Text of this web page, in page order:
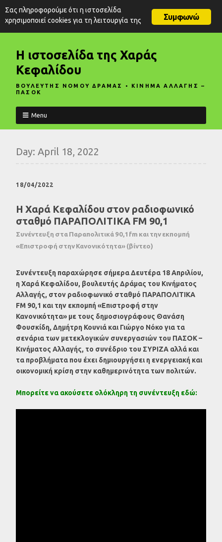
Η ιστοσελίδα της Χαράς
Κεφαλίδου
ΒΟΥΛΕΥΤΗΣ ΝΟΜΟΥ ΔΡΑΜΑΣ • ΚΙΝΗΜΑ ΑΛΛΑΓΗΣ –
ΠΑΣΟΚ
Menu
Day: April 18, 2022
18/04/2022
Η Χαρά Κεφαλίδου στον ραδιοφωνικό
σταθμό ΠΑΡΑΠΟΛΙΤΙΚΑ FM 90,1
Συνέντευξη στα Παραπολιτικά 90,1fm και την εκπομπή
«Επιστροφή στην Κανονικότητα» (βίντεο)
Συνέντευξη παραχώρησε σήμερα Δευτέρα 18 Απριλίου,
η Χαρά Κεφαλίδου, βουλευτής Δράμας του Κινήματος
Αλλαγής, στον ραδιοφωνικό σταθμό ΠΑΡΑΠΟΛΙΤΙΚΑ
FM 90,1 και την εκπομπή «Επιστροφή στην
Κανονικότητα» με τους δημοσιογράφους Θανάση
Φουσκίδη, Δημήτρη Κουνιά και Γιώργο Νόκο για τα
σενάρια των μετεκλογικών συνεργασιών του ΠΑΣΟΚ –
Κινήματος Αλλαγής, το συνέδριο του ΣΥΡΙΖΑ αλλά και
τα προβλήματα που έχει δημιουργήσει η ενεργειακή και
οικονομική κρίση στην καθημερινότητα των πολιτών.
Μπορείτε να ακούσετε ολόκληρη τη συνέντευξη εδώ:
Συμφωνώ
Σας πληροφορούμε ότι η ιστοσελίδα
χρησιμοποιεί cookies για τη λειτουργία της